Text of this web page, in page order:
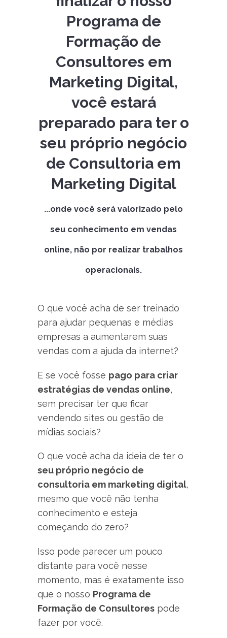
Programa de
Formação de
Consultores em
Marketing Digital,
você estará
preparado para ter o
seu próprio negócio
de Consultoria em
Marketing Digital
...onde você será valorizado pelo
seu conhecimento em vendas
online, não por realizar trabalhos
operacionais.
O que você acha de ser treinado
para ajudar pequenas e médias
empresas a aumentarem suas
vendas com a ajuda da internet?
E se você fosse pago para criar
estratégias de vendas online,
sem precisar ter que ficar
vendendo sites ou gestão de
mídias sociais?
O que você acha da ideia de ter o
seu próprio negócio de
consultoria em marketing digital,
mesmo que você não tenha
conhecimento e esteja
começando do zero?
Isso pode parecer um pouco
distante para você nesse
momento, mas é exatamente isso
que o nosso Programa de
Formação de Consultores pode
fazer por você.